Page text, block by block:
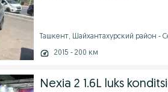
Ташкент, Шайхантахурский район -
2015 - 200 км
Nexia 2 1.6L luks